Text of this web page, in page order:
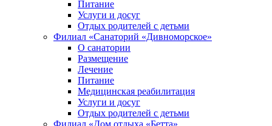
Питание
Услуги и досуг
Отдых родителей с детьми
Филиал «Санаторий «Дивноморское»
О санатории
Размещение
Лечение
Питание
Медицинская реабилитация
Услуги и досуг
Отдых родителей с детьми
Филиал «Дом отдыха «Бетта»